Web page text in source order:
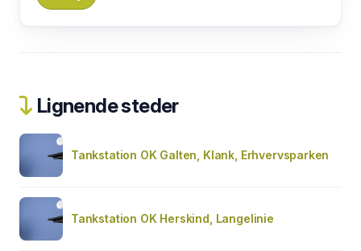
Lignende steder
Tankstation OK Galten, Klank, Erhvervsparken
Tankstation OK Herskind, Langelinie